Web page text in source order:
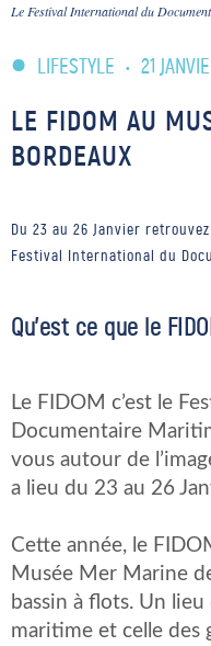
Le Festival International du
LIFESTYLE • 21
LE FIDOM AU
BORDEAUX
Du 23 au 26 Janvier
Festival International du
Qu’est ce que le
Le FIDOM c’est le
Documentaire
vous autour de
a lieu du 23 au 26
Cette année, le
Musée Mer Marine
bassin à flots. Un
maritime et celle des